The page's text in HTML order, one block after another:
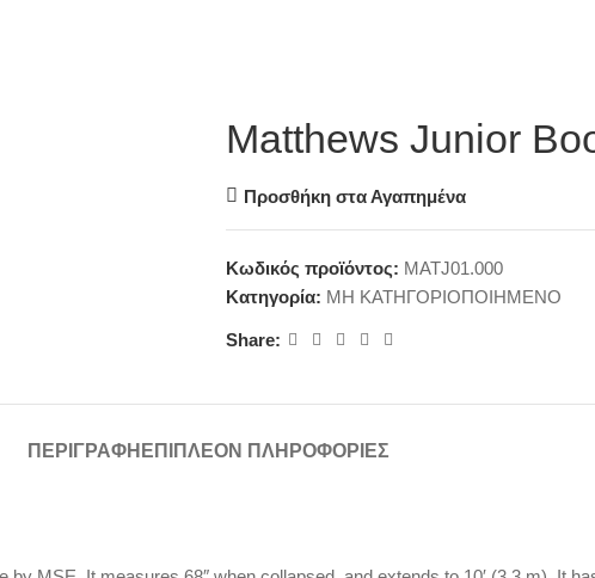
Matthews Junior
Προσθήκη στα Αγαπημένα
Κωδικός προϊόντος: MATJ01.000
Κατηγορία: ΜΗ ΚΑΤΗΓΟΡΙΟΠΟΙΗΜΕΝΟ
Share:
ΠΕΡΙΓΡΑΦΉ ΕΠΙΠΛΈΟΝ ΠΛΗΡΟΦΟΡΊΕΣ